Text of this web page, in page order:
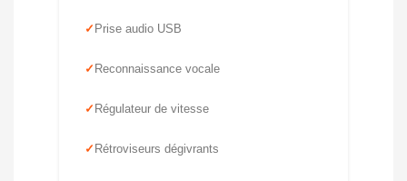
Prise audio USB
Reconnaissance vocale
Régulateur de vitesse
Rétroviseurs dégivrants